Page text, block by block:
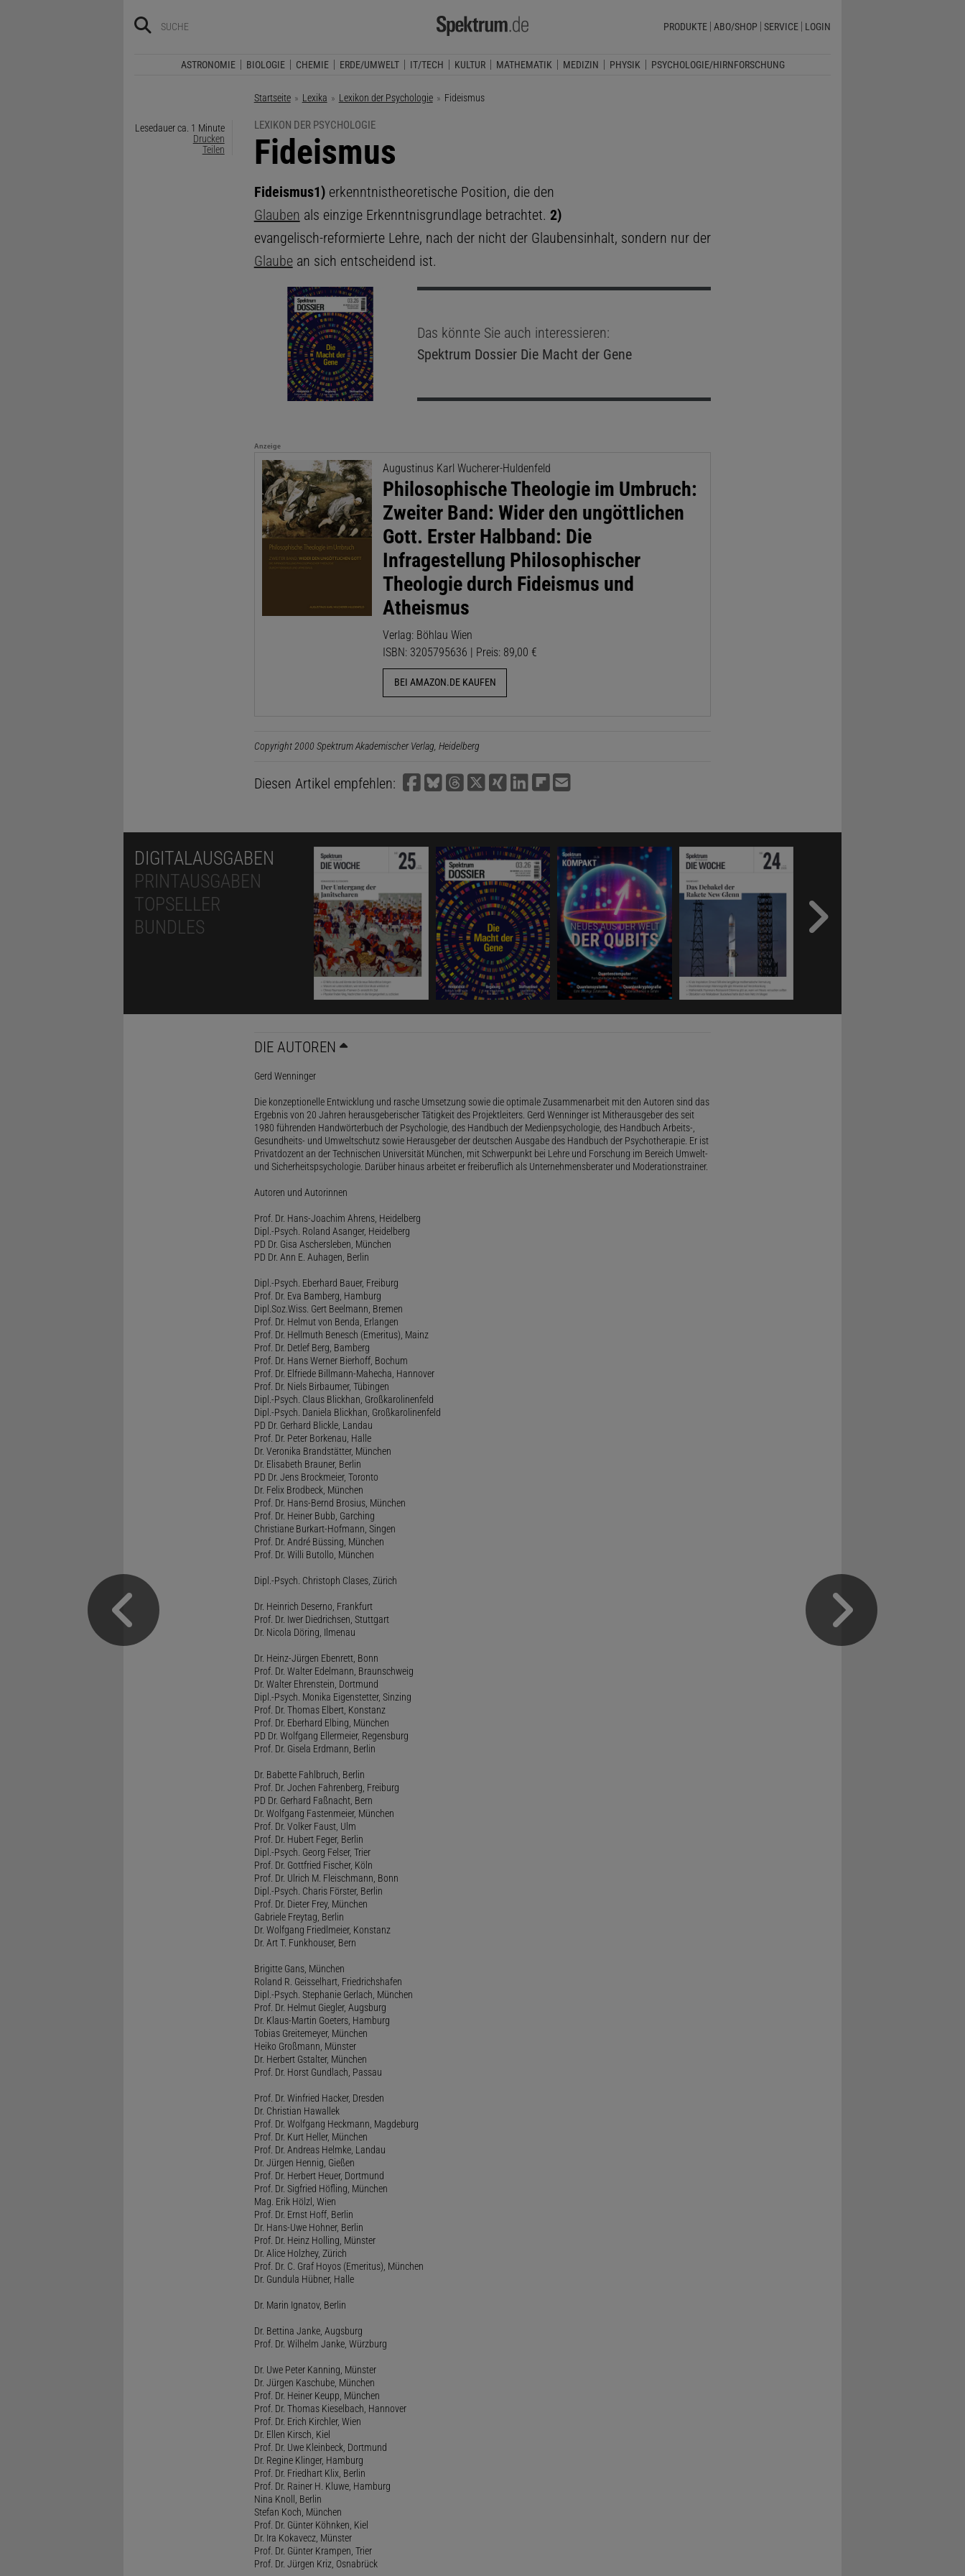
PRODUKTE ABO/SHOP SERVICE LOGIN
ASTRONOMIE BIOLOGIE CHEMIE ERDE/UMWELT IT/TECH KULTUR MATHEMATIK MEDIZIN PHYSIK PSYCHOLOGIE/HIRNFORSCHUNG
Startseite Lexika Lexikon der Psychologie Aktuelle Seite:
Fideismus
Lesedauer ca. 1 Minute
Drucken
Teilen
LEXIKON DER PSYCHOLOGIE
:
Fideismus
Fideismus1)erkenntnistheoretische Position, die den
Glauben als einzige Erkenntnisgrundlage betrachtet. 2)
evangelisch-reformierte Lehre, nach der nicht der Glaubensinhalt, sondern nur der
Glaubean sich entscheidend ist.
Das könnte Sie auch interessieren:
Spektrum DossierDie Macht der Gene
Anzeige
Augustinus Karl Wucherer-Huldenfeld
Philosophische Theologie im Umbruch:
Zweiter Band: Wider den ungöttlichen
Gott. Erster Halbband: Die
Infragestellung Philosophischer
Theologie durch Fideismus und
Atheismus
Verlag: Böhlau Wien
ISBN: 3205795636 | Preis: 89,00 €
BEI AMAZON.DE KAUFEN
Copyright 2000 Spektrum Akademischer Verlag, Heidelberg
Diesen Artikel empfehlen:
DIGITALAUSGABEN
PRINTAUSGABEN
TOPSELLER
BUNDLES
DIE AUTOREN
Gerd Wenninger
Die konzeptionelle Entwicklung und rasche Umsetzung sowie die optimale Zusammenarbeit mit den Autoren sind das
Ergebnis von 20 Jahren herausgeberischer Tätigkeit des Projektleiters. Gerd Wenninger ist Mitherausgeber des seit
1980 führenden Handwörterbuch der Psychologie, des Handbuch der Medienpsychologie, des Handbuch Arbeits-,
Gesundheits- und Umweltschutz sowie Herausgeber der deutschen Ausgabe des Handbuch der Psychotherapie. Er ist
Privatdozent an der Technischen Universität München, mit Schwerpunkt bei Lehre und Forschung im Bereich Umwelt-
und Sicherheitspsychologie. Darüber hinaus arbeitet er freiberuflich als Unternehmensberater und Moderationstrainer.
Autoren und Autorinnen
Prof. Dr. Hans-Joachim Ahrens, Heidelberg
Dipl.-Psych. Roland Asanger, Heidelberg
PD Dr. Gisa Aschersleben, München
PD Dr. Ann E. Auhagen, Berlin
Dipl.-Psych. Eberhard Bauer, Freiburg
Prof. Dr. Eva Bamberg, Hamburg
Dipl.Soz.Wiss. Gert Beelmann, Bremen
Prof. Dr. Helmut von Benda, Erlangen
Prof. Dr. Hellmuth Benesch (Emeritus), Mainz
Prof. Dr. Detlef Berg, Bamberg
Prof. Dr. Hans Werner Bierhoff, Bochum
Prof. Dr. Elfriede Billmann-Mahecha, Hannover
Prof. Dr. Niels Birbaumer, Tübingen
Dipl.-Psych. Claus Blickhan, Großkarolinenfeld
Dipl.-Psych. Daniela Blickhan, Großkarolinenfeld
PD Dr. Gerhard Blickle, Landau
Prof. Dr. Peter Borkenau, Halle
Dr. Veronika Brandstätter, München
Dr. Elisabeth Brauner, Berlin
PD Dr. Jens Brockmeier, Toronto
Dr. Felix Brodbeck, München
Prof. Dr. Hans-Bernd Brosius, München
Prof. Dr. Heiner Bubb, Garching
Christiane Burkart-Hofmann, Singen
Prof. Dr. André Büssing, München
Prof. Dr. Willi Butollo, München
Dipl.-Psych. Christoph Clases, Zürich
Dr. Heinrich Deserno, Frankfurt
Prof. Dr. Iwer Diedrichsen, Stuttgart
Dr. Nicola Döring, Ilmenau
Dr. Heinz-Jürgen Ebenrett, Bonn
Prof. Dr. Walter Edelmann, Braunschweig
Dr. Walter Ehrenstein, Dortmund
Dipl.-Psych. Monika Eigenstetter, Sinzing
Prof. Dr. Thomas Elbert, Konstanz
Prof. Dr. Eberhard Elbing, München
PD Dr. Wolfgang Ellermeier, Regensburg
Prof. Dr. Gisela Erdmann, Berlin
Dr. Babette Fahlbruch, Berlin
Prof. Dr. Jochen Fahrenberg, Freiburg
PD Dr. Gerhard Faßnacht, Bern
Dr. Wolfgang Fastenmeier, München
Prof. Dr. Volker Faust, Ulm
Prof. Dr. Hubert Feger, Berlin
Dipl.-Psych. Georg Felser, Trier
Prof. Dr. Gottfried Fischer, Köln
Prof. Dr. Ulrich M. Fleischmann, Bonn
Dipl.-Psych. Charis Förster, Berlin
Prof. Dr. Dieter Frey, München
Gabriele Freytag, Berlin
Dr. Wolfgang Friedlmeier, Konstanz
Dr. Art T. Funkhouser, Bern
Brigitte Gans, München
Roland R. Geisselhart, Friedrichshafen
Dipl.-Psych. Stephanie Gerlach, München
Prof. Dr. Helmut Giegler, Augsburg
Dr. Klaus-Martin Goeters, Hamburg
Tobias Greitemeyer, München
Heiko Großmann, Münster
Dr. Herbert Gstalter, München
Prof. Dr. Horst Gundlach, Passau
Prof. Dr. Winfried Hacker, Dresden
Dr. Christian Hawallek
Prof. Dr. Wolfgang Heckmann, Magdeburg
Prof. Dr. Kurt Heller, München
Prof. Dr. Andreas Helmke, Landau
Dr. Jürgen Hennig, Gießen
Prof. Dr. Herbert Heuer, Dortmund
Prof. Dr. Sigfried Höfling, München
Mag. Erik Hölzl, Wien
Prof. Dr. Ernst Hoff, Berlin
Dr. Hans-Uwe Hohner, Berlin
Prof. Dr. Heinz Holling, Münster
Dr. Alice Holzhey, Zürich
Prof. Dr. C. Graf Hoyos (Emeritus), München
Dr. Gundula Hübner, Halle
Dr. Marin Ignatov, Berlin
Dr. Bettina Janke, Augsburg
Prof. Dr. Wilhelm Janke, Würzburg
Dr. Uwe Peter Kanning, Münster
Dr. Jürgen Kaschube, München
Prof. Dr. Heiner Keupp, München
Prof. Dr. Thomas Kieselbach, Hannover
Prof. Dr. Erich Kirchler, Wien
Dr. Ellen Kirsch, Kiel
Prof. Dr. Uwe Kleinbeck, Dortmund
Dr. Regine Klinger, Hamburg
Prof. Dr. Friedhart Klix, Berlin
Prof. Dr. Rainer H. Kluwe, Hamburg
Nina Knoll, Berlin
Stefan Koch, München
Prof. Dr. Günter Köhnken, Kiel
Dr. Ira Kokavecz, Münster
Prof. Dr. Günter Krampen, Trier
Prof. Dr. Jürgen Kriz, Osnabrück